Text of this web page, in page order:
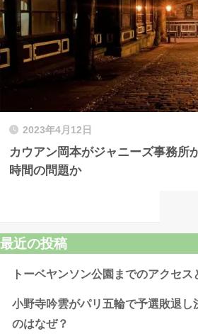
2023年4月12日
カウアン岡本がジャニーズ事務所
時間の問題か
最近の投稿
トーベヤンソン公園までのアクセ
小野寺吟雲がパリ五輪で予選敗退し
のはなぜ？